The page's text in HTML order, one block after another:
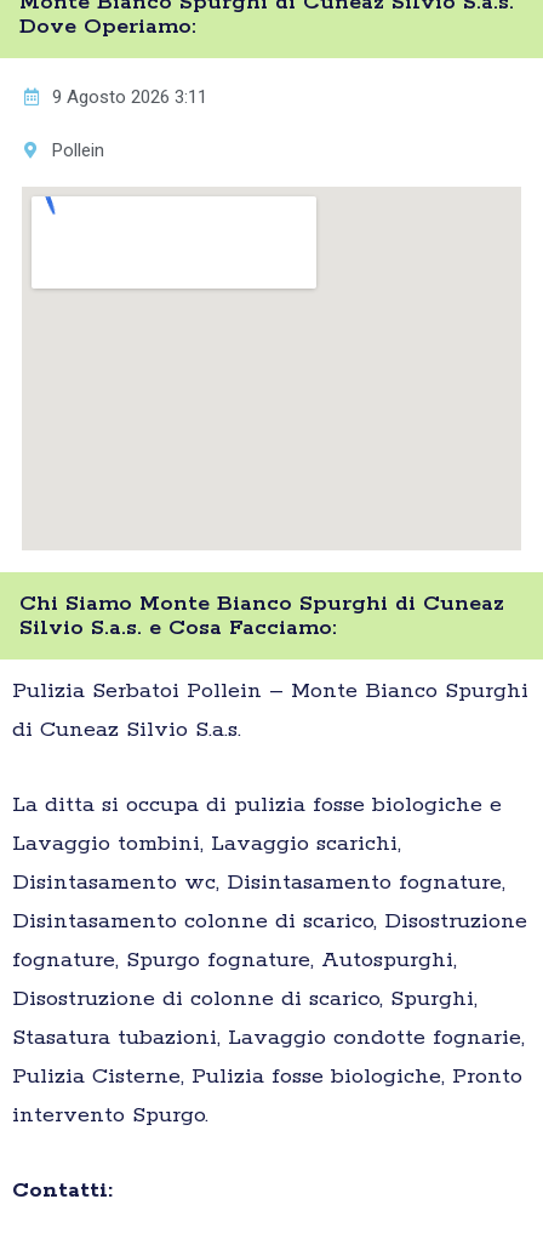
Dove Operiamo:
9 Agosto 2026 3:11
Pollein
Chi Siamo Monte Bianco Spurghi di Cuneaz
Silvio S.a.s. e Cosa Facciamo:
Pulizia Serbatoi Pollein – Monte Bianco Spurghi
di Cuneaz Silvio S.a.s.
La ditta si occupa di pulizia fosse biologiche e
Lavaggio tombini, Lavaggio scarichi,
Disintasamento wc, Disintasamento fognature,
Disintasamento colonne di scarico, Disostruzione
fognature, Spurgo fognature, Autospurghi,
Disostruzione di colonne di scarico, Spurghi,
Stasatura tubazioni, Lavaggio condotte fognarie,
Pulizia Cisterne, Pulizia fosse biologiche, Pronto
intervento Spurgo.
Contatti: